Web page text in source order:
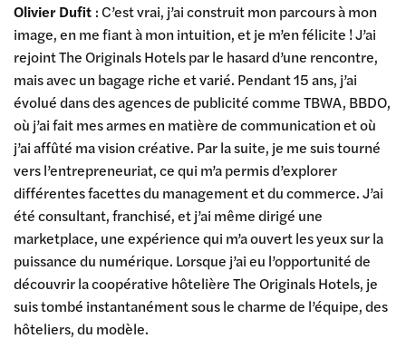
Olivier Dufit : C’est vrai, j’ai construit mon parcours à mon
image, en me fiant à mon intuition, et je m’en félicite ! J’ai
rejoint The Originals Hotels par le hasard d’une rencontre,
mais avec un bagage riche et varié. Pendant 15 ans, j’ai
évolué dans des agences de publicité comme TBWA, BBDO,
où j’ai fait mes armes en matière de communication et où
j’ai affûté ma vision créative. Par la suite, je me suis tourné
vers l’entrepreneuriat, ce qui m’a permis d’explorer
différentes facettes du management et du commerce. J’ai
été consultant, franchisé, et j’ai même dirigé une
marketplace, une expérience qui m’a ouvert les yeux sur la
puissance du numérique. Lorsque j’ai eu l’opportunité de
découvrir la coopérative hôtelière The Originals Hotels, je
suis tombé instantanément sous le charme de l’équipe, des
hôteliers, du modèle.